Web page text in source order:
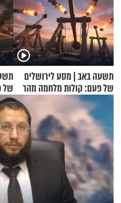
תשעה באב | מסע לירושלים
של פעם: קולות מלחמה מהר
הזיתים
של